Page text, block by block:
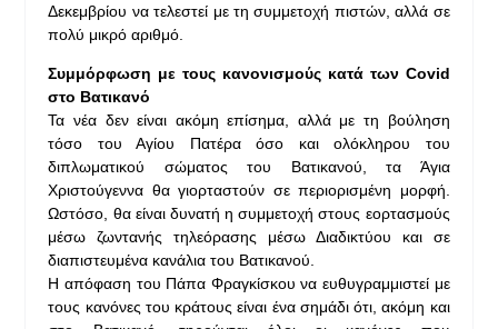
Δεκεμβρίου να τελεστεί με τη συμμετοχή πιστών, αλλά σε
πολύ μικρό αριθμό.
Συμμόρφωση με τους κανονισμούς κατά των Covid
στο Βατικανό
Τα νέα δεν είναι ακόμη επίσημα, αλλά με τη βούληση
τόσο του Αγίου Πατέρα όσο και ολόκληρου του
διπλωματικού σώματος του Βατικανού, τα Άγια
Χριστούγεννα θα γιορταστούν σε περιορισμένη μορφή.
Ωστόσο, θα είναι δυνατή η συμμετοχή στους εορτασμούς
μέσω ζωντανής τηλεόρασης μέσω Διαδικτύου και σε
διαπιστευμένα κανάλια του Βατικανού.
Η απόφαση του Πάπα Φραγκίσκου να ευθυγραμμιστεί με
τους κανόνες του κράτους είναι ένα σημάδι ότι, ακόμη και